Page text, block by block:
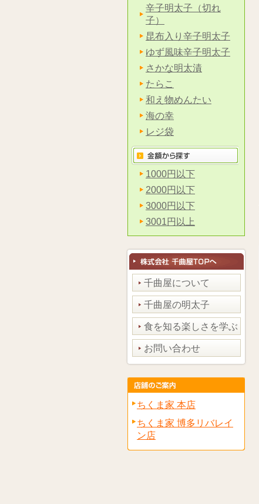
辛子明太子（切れ
子）
昆布入り辛子明太子
ゆず風味辛子明太子
さかな明太漬
たらこ
和え物めんたい
海の幸
レジ袋
1000円以下
2000円以下
3000円以下
3001円以上
千曲屋について
千曲屋の明太子
食を知る楽しさを学ぶ
お問い合わせ
ちくま家 本店
ちくま家 博多リバレイ
ン店